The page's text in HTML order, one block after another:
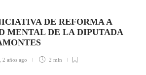
DE REFORMA A
MENTAL DE LA DIPUTADA
2 años ago 2 min